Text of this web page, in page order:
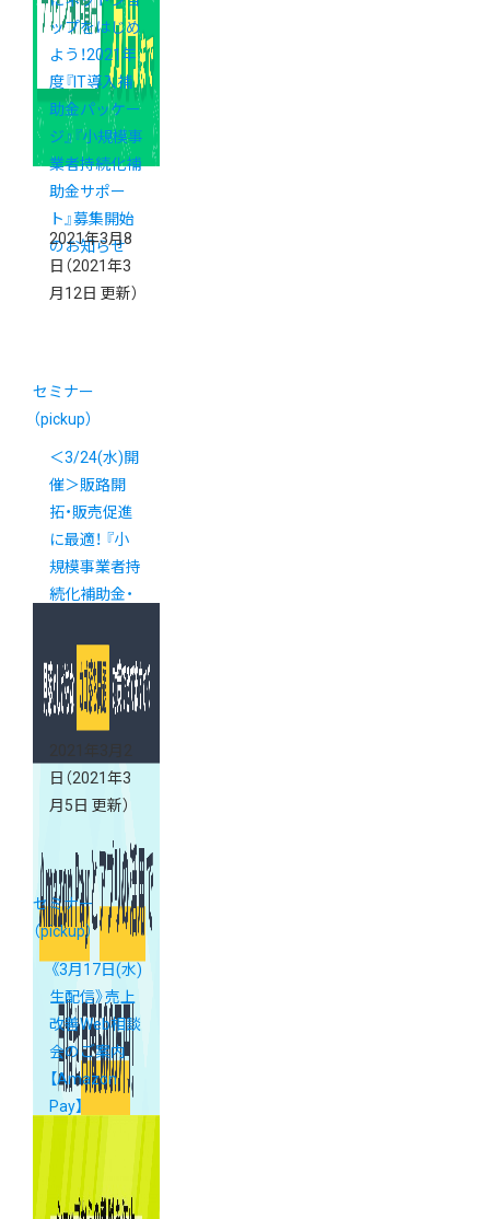
ップをはじめ
よう！2021年
度『IT導入補
助金パッケー
ジ』『小規模事
業者持続化補
助金サポー
ト』募集開始
のお知らせ
2021年3月8
日 （2021年3
月12日 更新）
セミナー
（pickup）
＜3/24(水)開
催＞販路開
拓・販売促進
に最適！ 『小
規模事業者持
続化補助金・
金』対策web
セミナー
日 （2021年3
月5日 更新）
セミナー
（pickup）
《3月17日(水)
生配信》売上
改善Web相談
会のご案内
【Amazon
Pay】